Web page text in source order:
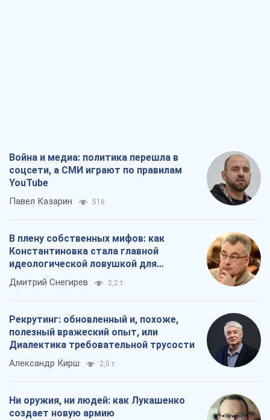
Война и медиа: политика перешла в
соцсети, а СМИ играют по правилам
YouTube
Павел Казарин 516
В плену собственных мифов: как
Константиновка стала главной
идеологической ловушкой для
российских оккупантов
Дмитрий Снегирев 2,2 т.
Рекрутинг: обновленный и, похоже,
полезный вражеский опыт, или
Диалектика требовательной трусости
Александр Кирш 2,0 т.
Ни оружия, ни людей: как Лукашенко
создает новую армию